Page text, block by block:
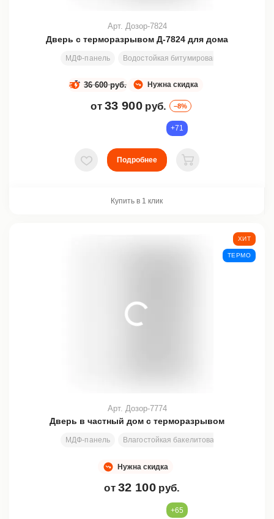
Дверь с терморазрывом Д-7824 для дома
МДФ-панель Водостойкая битумированная плита +
Арт. Дозор-7824
Нужна скидка
36 600 руб.
от 33 900 руб. –8%
+71
В избранное
Подробнее
В корзину
Купить в 1 клик
Дверь в частный дом с терморазрывом
МДФ-панель Влагостойкая бакелитовая фанера +
Арт. Дозор-7774
Нужна скидка
от 32 100 руб.
ХИТ
ТЕРМО
+65